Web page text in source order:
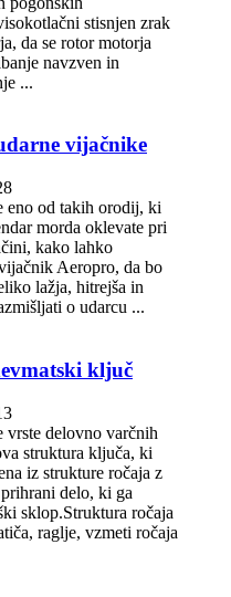
stisnjen zrak
da se rotor motorja
navzven in
...
vijačnike
eno od takih orodij, ki
morda oklevate pri
kako lahko
Aeropro, da bo
lažja, hitrejša in
o udarcu ...
ključ
vrste delovno varčnih
struktura ključa, ki
iz strukture ročaja z
delo, ki ga
sklop.Struktura ročaja
raglje, vzmeti ročaja